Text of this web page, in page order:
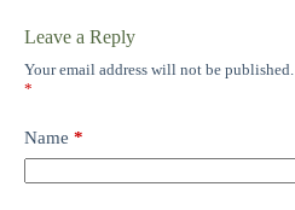
Leave a Reply
Your email address will not be published.
*
Name *